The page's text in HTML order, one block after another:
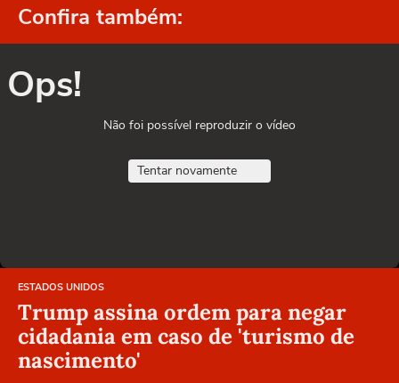
Confira também:
Ops!
Não foi possível reproduzir o vídeo
Tentar novamente
ESTADOS UNIDOS
Trump assina ordem para negar
cidadania em caso de 'turismo de
nascimento'